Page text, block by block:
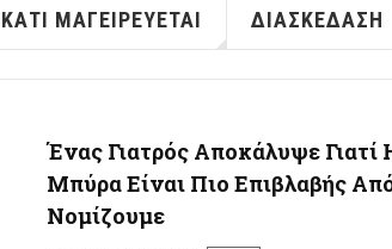
ΚΑΤΙ ΜΑΓΕΙΡΕΥΕΤΑΙ ΔΙΑΣΚΕΔΑΣΗ
Ένας Γιατρός Αποκάλυψε Γιατί
Μπύρα Είναι Πιο Επιβλαβής
Νομίζουμε